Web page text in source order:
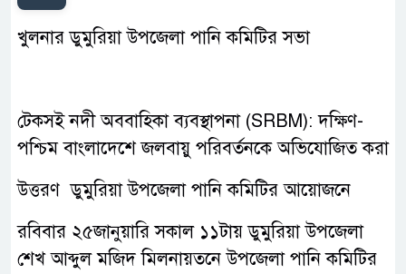
খুলনার ডুমুরিয়া উপজেলা পানি কমিটির সভা
টেকসই নদী অববাহিকা ব্যবস্থাপনা (SRBM): দক্ষিণ-
পশ্চিম বাংলাদেশে জলবায়ু পরিবর্তনকে অভিযোজিত করা
উত্তরণ‌ ডুমুরিয়া উপজেলা পানি কমিটির আয়োজনে
রবিবার ২৫‌জানুয়ারি সকাল ১১টায় ডুমুরিয়া উপজেলা
শেখ আব্দুল মজিদ মিলনায়তনে উপজেলা পানি কমিটির